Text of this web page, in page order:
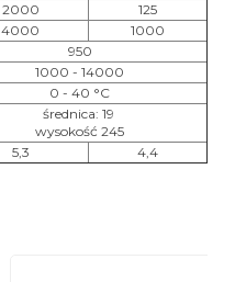
2000
125
4000
1000
950
1000 - 14000
0 - 40 °C
średnica: 19
wysokość 245
5,3 4,4